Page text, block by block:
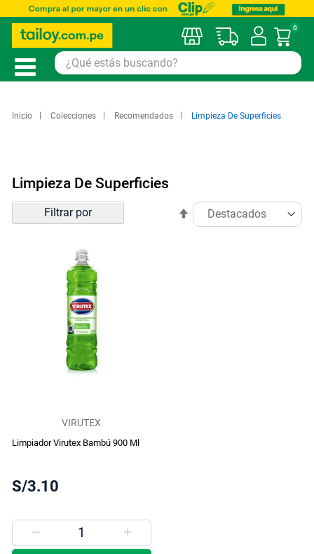
Mi
0
Inicio Colecciones Recomendados Limpieza De Superficies
Limpieza De Superficies
Ordenar
por Establecer
dirección
VIRUTEX
Limpiador Virutex Bambú 900 Ml
S/3.10
Filtrar por